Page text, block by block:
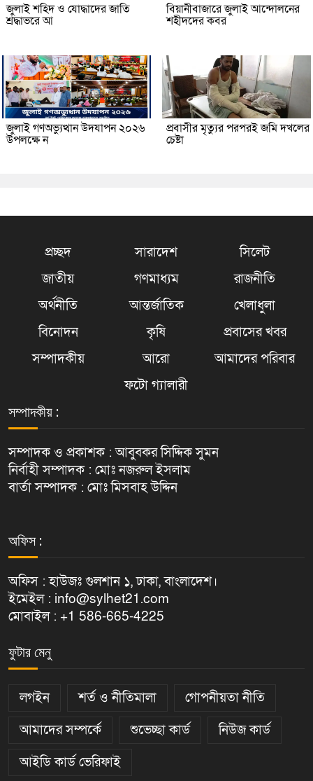
জুলাই শহিদ ও যোদ্ধাদের জাতি
শ্রদ্ধাভরে আ
বিয়ানীবাজারে জুলাই আন্দোলনের
শহীদদের কবর
জুলাই গণঅভ্যুত্থান উদযাপন ২০২৬
উপলক্ষে ন
প্রবাসীর মৃত্যুর পরপরই জমি দখলের
চেষ্টা
প্রচ্ছদ সারাদেশ
সিলেট
জাতীয়
গণমাধ্যম
রাজনীতি
অর্থনীতি
আন্তর্জাতিক
খেলাধুলা
বিনোদন
কৃষি
প্রবাসের খবর
সম্পাদকীয়
আরো
আমাদের পরিবার
ফটো গ্যালারী
সম্পাদকীয় :
সম্পাদক ও প্রকাশক : আবুবকর সিদ্দিক সুমন
নির্বাহী সম্পাদক : মোঃ নজরুল ইসলাম
বার্তা সম্পাদক : মোঃ মিসবাহ উদ্দিন
অফিস :
অফিস : হাউজঃ গুলশান ১, ঢাকা, বাংলাদেশ।
ইমেইল : info@sylhet21.com
মোবাইল : +1 586-665-4225
ফুটার মেনু
লগইন শর্ত ও নীতিমালা
গোপনীয়তা নীতি
আমাদের সম্পর্কে
শুভেচ্ছা কার্ড
নিউজ কার্ড
আইডি কার্ড ভেরিফাই